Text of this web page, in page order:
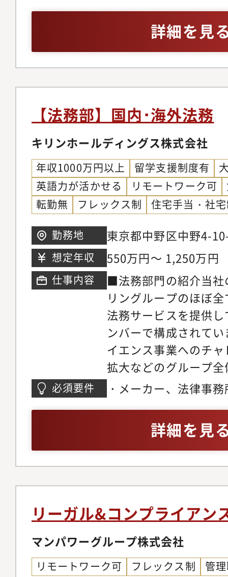
売代理店、業務委託
広告・マーケティン
（薬機法・景表法対
局対応（許認可・届
● 知的財産の管理（
侵害調査、ライセン
法務（株主総会・取
備、資本政策、M&A
ス・内部統制（規程
人情報保護）● クレ
消費者契約法、紛争
● 国際法務（輸出入
英文契約レビュー）●
育（他部門相談対応
ロー）● 経営層支援
援、リスク分析、法
場会社または上場準
詳細を見
【法務部】国内･海外法務
キリンホールディングス株式会社
年収1000万円以上 留学支援制度有
英語力が活かせる
リモートワーク可
転勤無
フレックス制 住宅手当・社
勤務地
東京都中野区中野4-
クサウス
想定年収 550万円～ 1,250万円
仕事内容
■法務部門の紹介当社
リングループのほぼ
法務サービスを提供
ンバーで構成されて
イエンス事業へのチ
拡大などのグループ
る戦略に対応すべく
様々な変革を進めて
容法務コンサル業務
いて、各事業会社・
般を提供していただ
ビュー・ドラフト（
談（独禁法／下請法
会社の商標管理、景
する業務・各種訴訟
会事務局運営・M&A
必須要件
・メーカー、法律事
詳細を見
リーガル&コンプライアン
マンパワーグループ株式会社
リモートワーク可 フレックス制 管